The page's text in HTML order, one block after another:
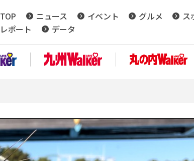
TOP ニュース イベント グルメ ス
レポート
データ